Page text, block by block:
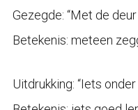
Gezegde: “Met de deur
Betekenis: meteen
Uitdrukking: “Iets